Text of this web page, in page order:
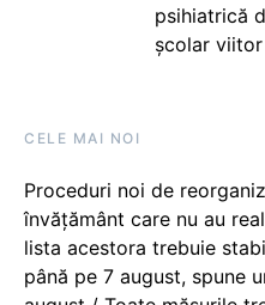
psihiatrică
școlar
CELE MAI NOI
Proceduri noi de
învățământ care nu au
lista acestora trebuie
până pe 7 august, spune